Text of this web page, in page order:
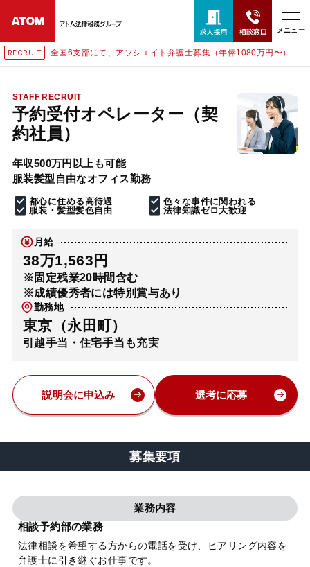
メニュー
RECRUIT 全国6支部にて、アソシエイト弁護士募集（年俸1080万円〜）
STAFF RECRUIT
予約受付オペレーター（契
約社員）
年収500万円以上も可能
服装髪型自由なオフィス勤務
都心に住める高待遇
色々な事件に関われる
服装・髪型髪色自由
法律知識ゼロ大歓迎
月給
38万1,563円
※固定残業20時間含む
※成績優秀者には特別賞与あり
勤務地
東京（永田町）
引越手当・住宅手当も充実
説明会に申込み 選考に応募
募集要項
業務内容
相談予約部の業務
法律相談を希望する方からの電話を受け、ヒアリング内容を
弁護士に引き継ぐお仕事です。
24時間365日全国対応
無料相談窓口はこちら
電話・LINE・メールで相談予約受付中
ホーム
取扱分野
解決実績
アクセス
弁護士・税理士
費用
特設サイト